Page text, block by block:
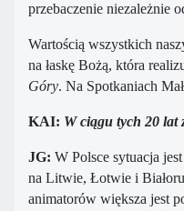
przebaczenie niezależnie
Wartością wszystkich
na łaskę Bożą, która
Góry. Na Spotkaniach
KAI: W ciągu tych 20 lat
JG: W Polsce sytuacja
na Litwie, Łotwie i
animatorów większa jest